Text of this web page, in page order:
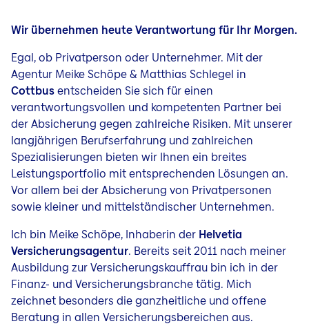
Wir übernehmen heute Verantwortung für Ihr Morgen.
Egal, ob Privatperson oder Unternehmer. Mit der
Agentur Meike Schöpe & Matthias Schlegel in
Cottbusentscheiden Sie sich für einen
verantwortungsvollen und kompetenten Partner bei
der Absicherung gegen zahlreiche Risiken. Mit unserer
langjährigen Berufserfahrung und zahlreichen
Spezialisierungen bieten wir Ihnen ein breites
Leistungsportfolio mit entsprechenden Lösungen an.
Vor allem bei der Absicherung von Privatpersonen
sowie kleiner und mittelständischer Unternehmen.
Ich bin Meike Schöpe, Inhaberin der Helvetia
Versicherungsagentur. Bereits seit 2011 nach meiner
Ausbildung zur Versicherungskauffrau bin ich in der
Finanz- und Versicherungsbranche tätig. Mich
zeichnet besonders die ganzheitliche und offene
Beratung in allen Versicherungsbereichen aus.